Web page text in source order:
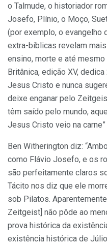
o Talmude, o historiador
Josefo, Plínio, o Moço,
(por exemplo, o evangelho
extra-bíblicas revelam
ensino, morte e até
Britânica, edição XV,
Jesus Cristo e nunca
deixe enganar pelo
têm saído pelo mundo,
Jesus Cristo veio na carne”
Ben Witherington diz:
como Flávio Josefo, e os
são perfeitamente claros
Tácito nos diz que ele
sob Pilatos.
Zeitgeist] não pôde ao
prova histórica da
existência histórica de